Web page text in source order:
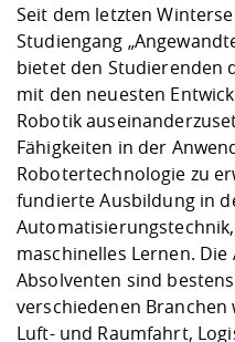
Seit dem letzten
Studiengang
bietet den Studierenden
mit den neuesten
Robotik
Fähigkeiten in der
Robotertechnologie zu
fundierte Ausbildung in
maschinelles Lernen.
Absolventen sind
verschiedenen
Luft- und Raumfahrt,